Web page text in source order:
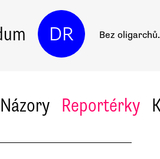
DR Bez
Názory Reportérky